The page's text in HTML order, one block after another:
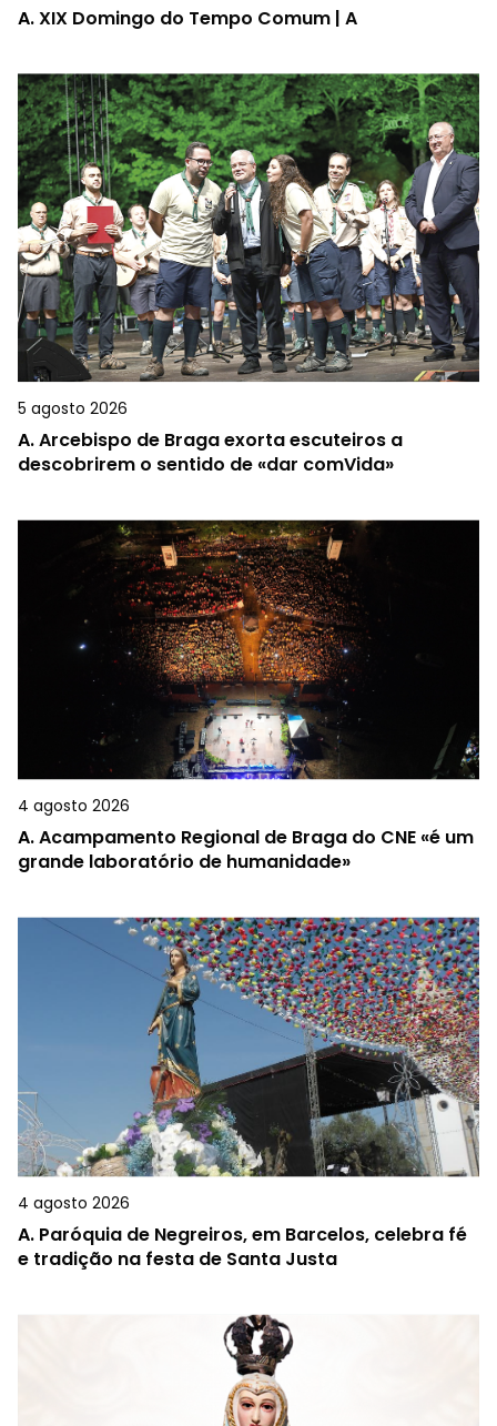
A.XIX Domingo do Tempo Comum | A
5 agosto 2026
A.Arcebispo de Braga exorta escuteiros a
descobrirem o sentido de «dar comVida»
4 agosto 2026
A.Acampamento Regional de Braga do CNE «é um
grande laboratório de humanidade»
4 agosto 2026
A. Paróquia de Negreiros, em Barcelos, celebra fé
e tradição na festa de Santa Justa